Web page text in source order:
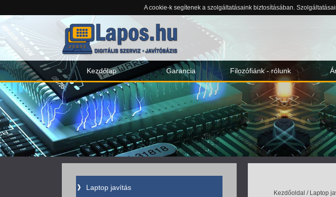
A cookie-k segítenek a szolgáltatásaink biztosításában.
Kezdőlap Garancia Filozófiánk - rólunk
Laptop javítás
Kezdőoldal / Laptop